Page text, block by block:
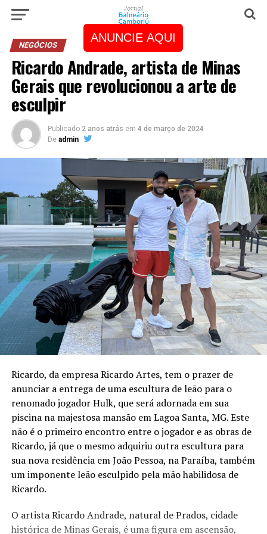
ANUNCIE AQUI
NEGÓCIOS
Ricardo Andrade, artista de Minas
Gerais que revolucionou a arte de
esculpir
Publicado 2 anos atrás em 4 de março de 2024
De admin
Ricardo, da empresa Ricardo Artes, tem o prazer de
anunciar a entrega de uma escultura de leão para o
renomado jogador Hulk, que será adornada em sua
piscina na majestosa mansão em Lagoa Santa, MG. Este
não é o primeiro encontro entre o jogador e as obras de
Ricardo, já que o mesmo adquiriu outra escultura para
sua nova residência em João Pessoa, na Paraíba, também
um imponente leão esculpido pela mão habilidosa de
Ricardo.
O artista Ricardo Andrade, natural de Prados, cidade
histórica de Minas Gerais, é uma figura em ascensão,